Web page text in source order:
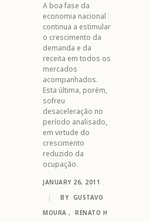
A boa fase da
economia nacional
continua a estimular
o crescimento da
demanda e da
receita em todos os
mercados
acompanhados.
Esta última, porém,
sofreu
desaceleração no
período analisado,
em virtude do
crescimento
reduzido da
ocupação.
JANUARY 26, 2011
|
BY GUSTAVO
MOURA ,
RENATO H